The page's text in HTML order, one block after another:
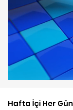
Hafta İçi Her